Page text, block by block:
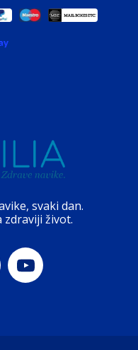
svaki dan.
život.